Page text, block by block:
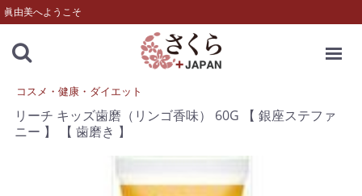
眞由美へようこそ
コスメ・健康・ダイエット
リーチ キッズ歯磨（リンゴ香味） 60G 【 銀座ステファ
ニー 】 【 歯磨き 】